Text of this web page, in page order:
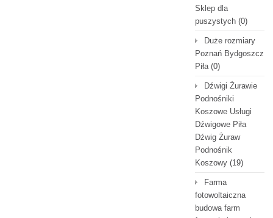
Sklep dla
puszystych (0)
Duże rozmiary
Poznań Bydgoszcz
Piła(0)
Dźwigi Żurawie
Podnośniki
Koszowe Usługi
Dźwigowe Piła
Dźwig Żuraw
Podnośnik
Koszowy (19)
Farma
fotowoltaiczna
budowa farm